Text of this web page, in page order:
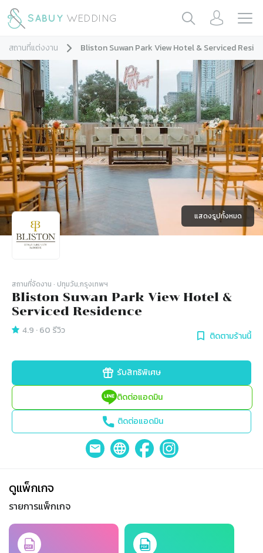
สถานที่แต่งงาน Bliston Suwan Park View Hotel & Serviced
แสดงรูปทั้งหมด
สถานที่จัดงาน · ปทุมวัน,กรุงเทพฯ
Bliston Suwan Park View Hotel &
Serviced Residence
4.9 ·60 รีวิว ติดตามร้านนี้
รับสิทธิพิเศษ
ติดต่อแอดมิน
ติดต่อแอดมิน
ดูแพ็กเกจ
รายการแพ็กเกจ
Slide 1 of 2